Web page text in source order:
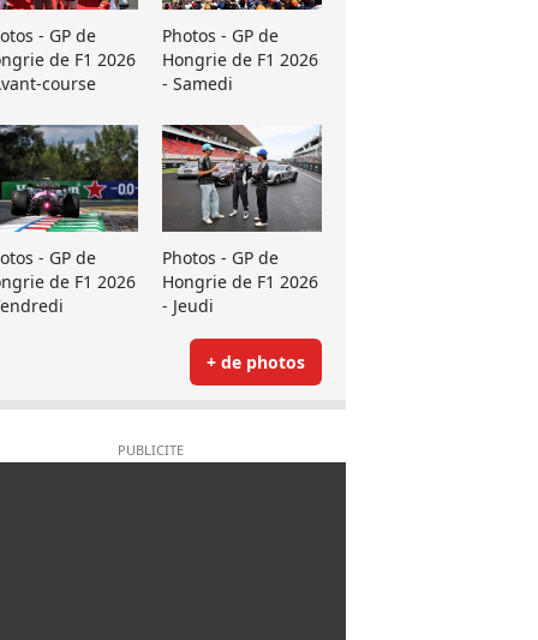
- GP de
de F1 2026
course
Photos - GP de
Hongrie de F1 2026
- Samedi
- GP de
de F1 2026
Photos - GP de
Hongrie de F1 2026
- Jeudi
+ de photos